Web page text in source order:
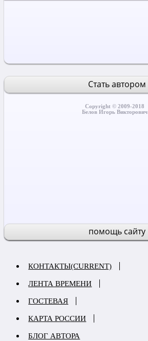
Стать автором
Copyright © 2009-2018
Белов Игорь Викторович
помощь сайту
КОНТАКТЫ(CURRENT)
ЛЕНТА ВРЕМЕНИ
ГОСТЕВАЯ
КАРТА РОССИИ
БЛОГ АВТОРА